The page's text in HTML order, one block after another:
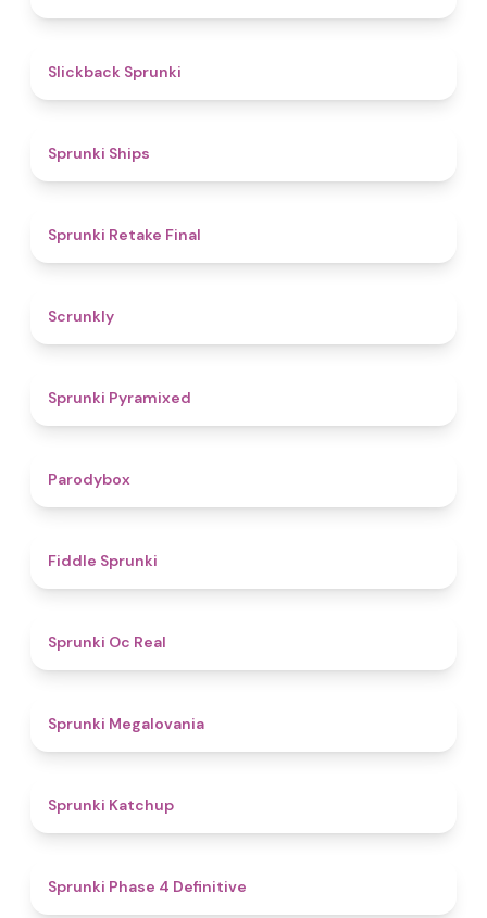
Slickback Sprunki
Sprunki Ships
Sprunki Retake Final
Scrunkly
Sprunki Pyramixed
Parodybox
Fiddle Sprunki
Sprunki Oc Real
Sprunki Megalovania
Sprunki Katchup
Sprunki Phase 4 Definitive